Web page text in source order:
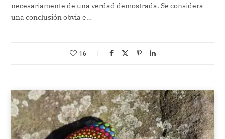
necesariamente de una verdad demostrada. Se considera
una conclusión obvia e…
16